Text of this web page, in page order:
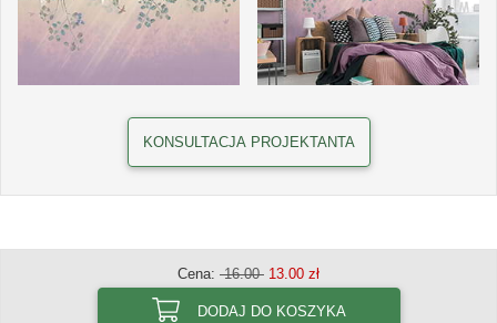
KONSULTACJA PROJEKTANTA
Cena: 16.00 13.00 zł
DODAJ DO KOSZYKA